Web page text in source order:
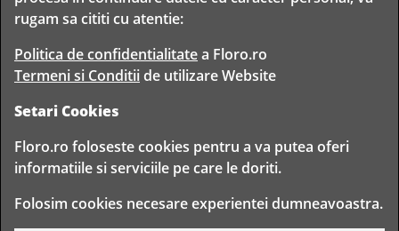
Livrare
rapida
orice
Romania
Garantam
TIMP PENTRU
FLORISTI
Copyright © 2020 Toate drepturile rezervate
FLORO CLUB FLORIST S.R.L. - CUI 30314943
BD. TIMISOARA 80, BUCURESTI, ROMANIA
rugam sa cititi cu atentie:
Politica de confidentialitatea Floro.ro
Termeni si Conditiide utilizare Website
Setari Cookies
Floro.ro foloseste cookies pentru a va putea oferi
informatiile si serviciile pe care le doriti.
Folosim cookies necesare experientei dumneavoastra.